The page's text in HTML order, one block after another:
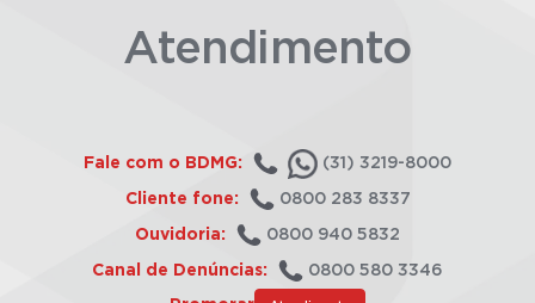
Atendimento
Fale com o BDMG: (31) 3219-8000
Cliente fone: 0800 283 8337
Ouvidoria: 0800 940 5832
Canal de Denúncias: 0800 580 3346